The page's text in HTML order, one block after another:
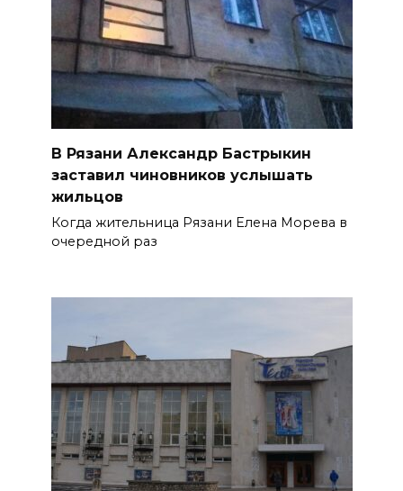
В Рязани Александр Бастрыкин
заставил чиновников услышать
жильцов
Когда жительница Рязани Елена Морева в
очередной раз